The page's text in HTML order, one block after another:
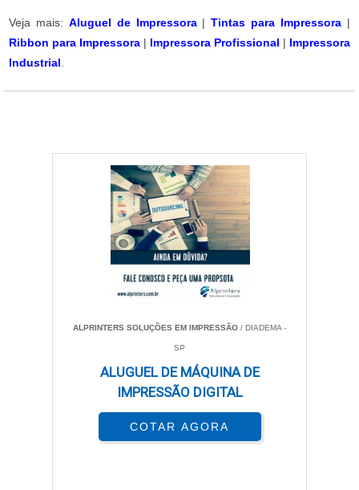
Veja mais: Aluguel de Impressora|Tintas para Impressora |
Ribbon para Impressora | Impressora Profissional | Impressora
Industrial
ALPRINTERS SOLUÇÕES EM IMPRESSÃO / DIADEMA -
SP
ALUGUEL DE MÁQUINA DE
IMPRESSÃO DIGITAL
COTAR AGORA